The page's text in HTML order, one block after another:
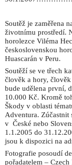
Soutěž je zaměřena
životnímu prostředí.
horolezce Viléma
československou
Huascarán v Peru.
Soutěží se ve třech
člověk a hory,
bude udělena první,
10.000 Kč. Kromě
Škody v oblasti
Adventura. Zúčastnit
v České nebo
1.1.2005 do
jsou k dispozici na
Fotografie posoudí
pořadatelem –